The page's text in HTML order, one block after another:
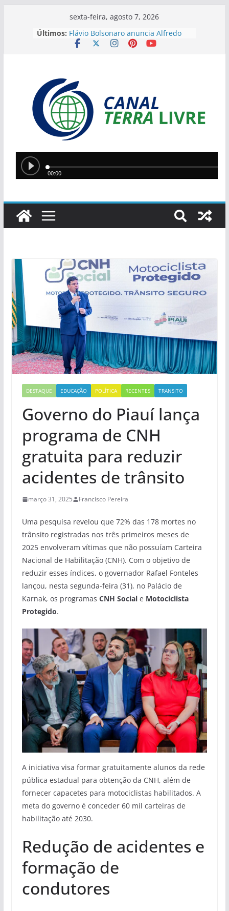
sexta-feira, agosto 7, 2026
Últimos: Flávio Bolsonaro anuncia Alfredo
Gaspar como vice em chapa
anunciados pelas redes sociais
Dois homens são detidos durante
operação contra garimpo ilegal no
Sul do Piauí
Silvio Mendes anuncia início de
cirurgias por videolaparoscopia no
Desembargador do TJPR diz que
Brasil “acabou” e afirma não ter
DESTAQUE EDUCAÇÃO POLÍTICA RECENTES TRANSITO
Governo do Piauí lança
programa de CNH
gratuita para reduzir
acidentes de trânsito
março 31, 2025 Francisco Pereira
Uma pesquisa revelou que 72% das 178 mortes no
trânsito registradas nos três primeiros meses de
2025 envolveram vítimas que não possuíam Carteira
Nacional de Habilitação (CNH). Com o objetivo de
reduzir esses índices, o governador Rafael Fonteles
lançou, nesta segunda-feira (31), no Palácio de
Karnak, os programas CNH Sociale Motociclista
Protegido.
A iniciativa visa formar gratuitamente alunos da rede
pública estadual para obtenção da CNH, além de
fornecer capacetes para motociclistas habilitados. A
meta do governo é conceder 60 mil carteiras de
habilitação até 2030.
Redução de acidentes e
formação de
condutores